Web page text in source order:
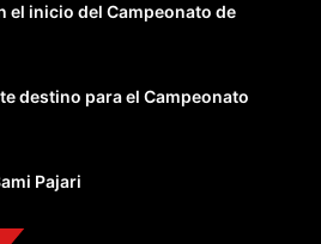
el inicio del Campeonato de
destino para el Campeonato
Pajari